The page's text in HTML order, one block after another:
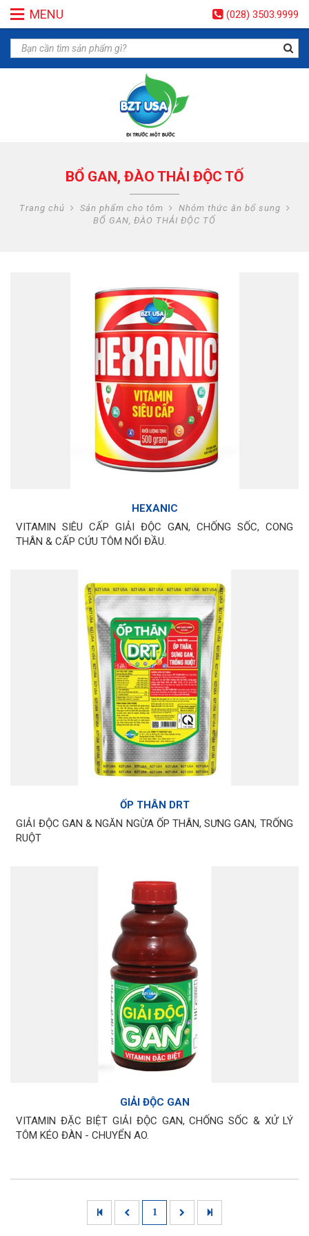
MENU (028) 3503.9999
BỔ GAN, ĐÀO THẢI ĐỘC TỐ
Trang chủ Sản phẩm cho tôm
Nhóm thức ăn bổ sung
BỔ GAN, ĐÀO THẢI ĐỘC TỐ
HEXANIC
VITAMIN SIÊU CẤP GIẢI ĐỘC GAN, CHỐNG SỐC, CONG
THÂN & CẤP CỨU TÔM NỔI ĐẦU.
ỐP THÂN DRT
GIẢI ĐỘC GAN & NGĂN NGỪA ỐP THÂN, SƯNG GAN, TRỐNG
RUỘT
GIẢI ĐỘC GAN
VITAMIN ĐẶC BIỆT GIẢI ĐỘC GAN, CHỐNG SỐC & XỬ LÝ
TÔM KÉO ĐÀN - CHUYỂN AO.
1